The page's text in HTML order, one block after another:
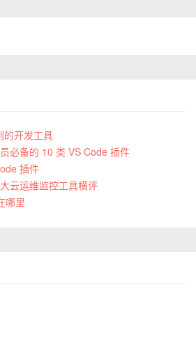
的开发工具
必备的 10 类 VS Code 插件
插件
云运维监控工具横评
哪里